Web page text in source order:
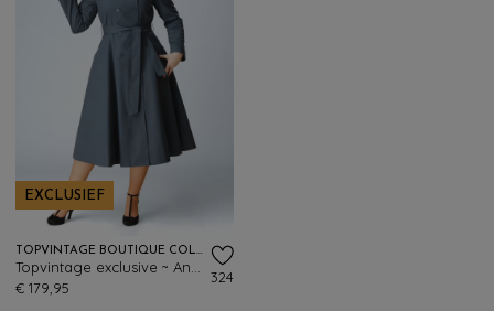
EXCLUSIEF
TOPVINTAGE BOUTIQUE COLLECTION
€ 179,95
324